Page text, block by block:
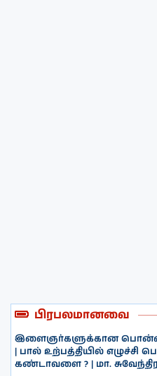
பிரபலமானவை
இளைஞர்களுக்கான
| பால் உற்பத்தியில் எழுச்சி
கண்டாவளை ? | மா.